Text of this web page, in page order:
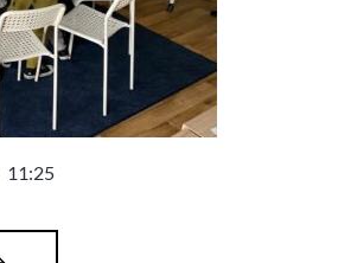
11:25